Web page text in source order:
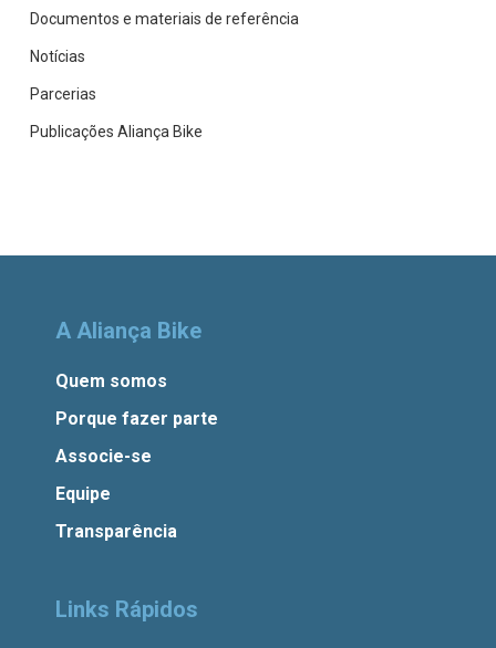
Documentos e materiais de referência
Notícias
Parcerias
Publicações Aliança Bike
A Aliança Bike
Quem somos
Porque fazer parte
Associe-se
Equipe
Transparência
Links Rápidos